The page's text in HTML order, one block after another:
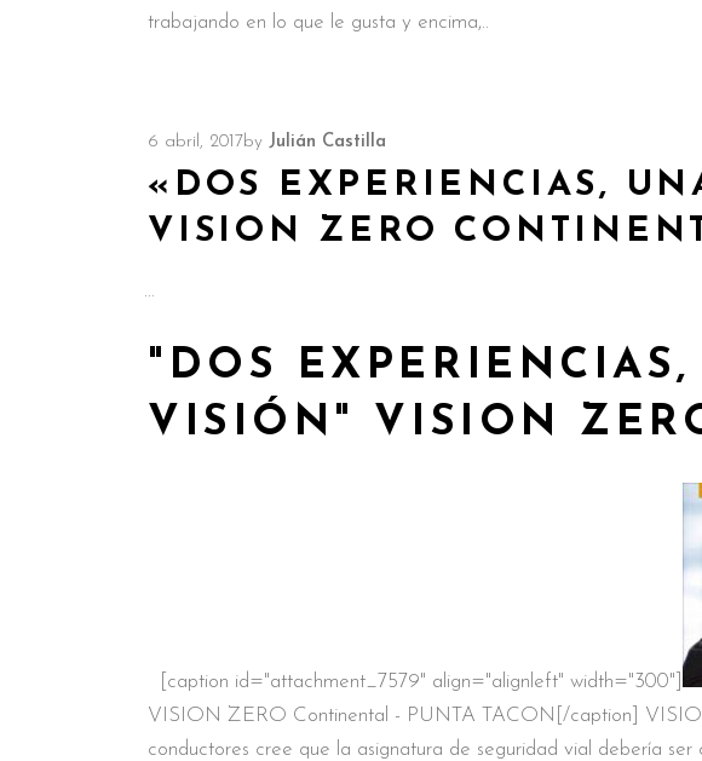
trabajando en lo que le gusta y encima,
6 abril, 2017 by Julián Castilla
«DOS EXPERIENCIAS,
VISION ZERO
"DOS
VISIÓN" VISION
[caption id="attachment_7579" align="alignleft" width="300"]
VISION ZERO Continental - PUNTA TACON[/caption]
conductores cree que la asignatura de seguridad vial debería ser